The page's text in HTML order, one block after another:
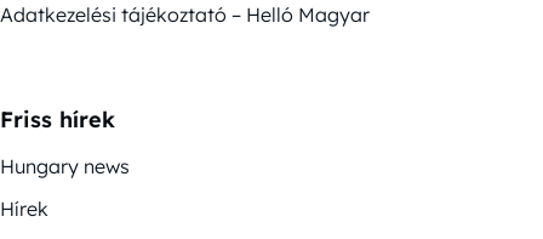
Adatkezelési tájékoztató – Helló Magyar
Friss hírek
Hungary news
Hírek